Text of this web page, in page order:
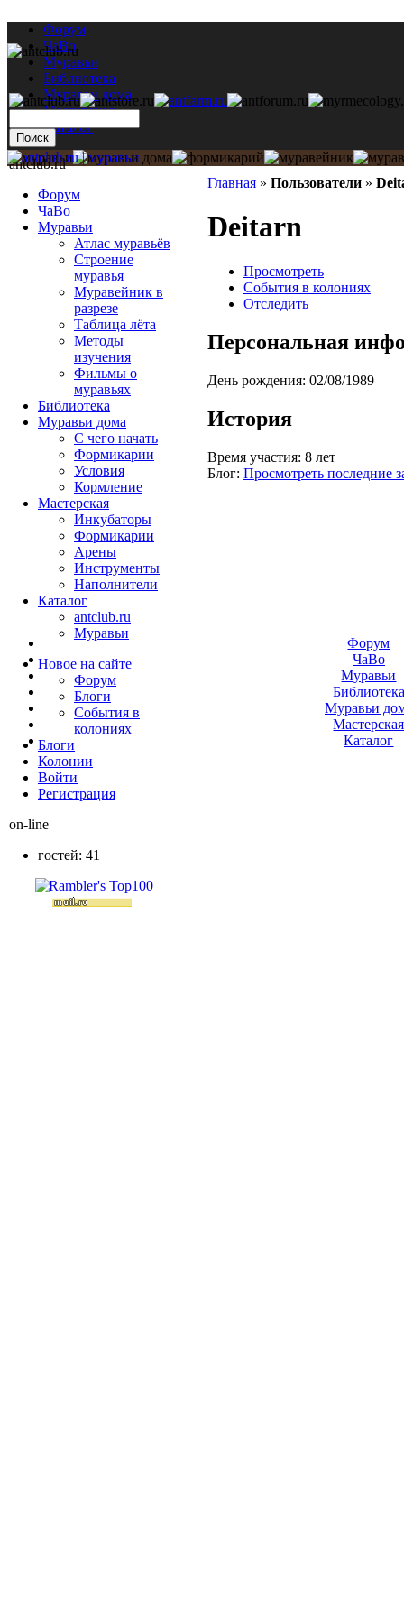
Форум
ЧаВо
Муравьи
Библиотека
Муравьи дома
Мастерская
Каталог
Главная » Пользователи »
Deitarn
Просмотреть
События в колониях
Отследить
Персональная
День рождения: 02/08/1989
История
Время участия: 8 лет
Блог: Просмотреть последние
antclub.ru
Форум
ЧаВо
Муравьи
Атлас муравьёв
Строение
муравья
Муравейник в
разрезе
Таблица лёта
Методы
изучения
Фильмы о
муравьях
Библиотека
Муравьи дома
С чего начать
Формикарии
Условия
Кормление
Мастерская
Инкубаторы
Формикарии
Арены
Инструменты
Наполнители
Каталог
antclub.ru
Муравьи
Новое на сайте
Форум
Блоги
События в
колониях
Блоги
Колонии
Войти
Peгиcтpaция
on-line
гостей: 41
Форум
ЧаВо
Муравьи
Библиотека
Муравьи
Мастерская
Каталог